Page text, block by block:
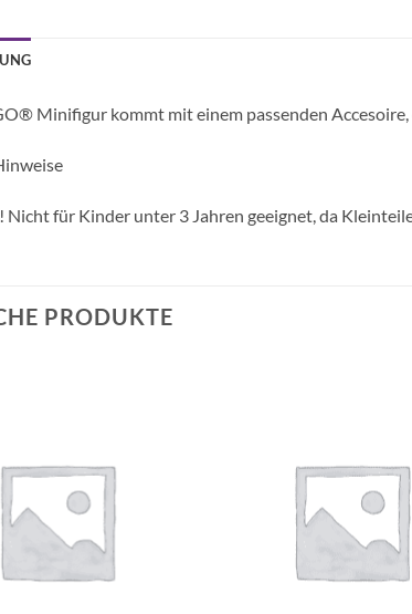
Minifigur kommt mit einem passenden
Nicht für Kinder unter 3 Jahren geeignet, da
PRODUKTE